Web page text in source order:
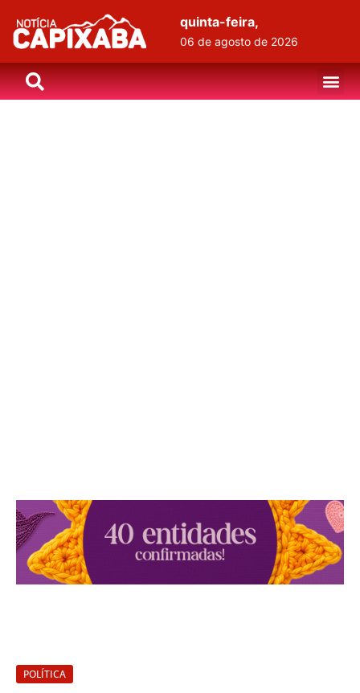
quinta-feira,
06 de agosto de 2026
POLÍTICA